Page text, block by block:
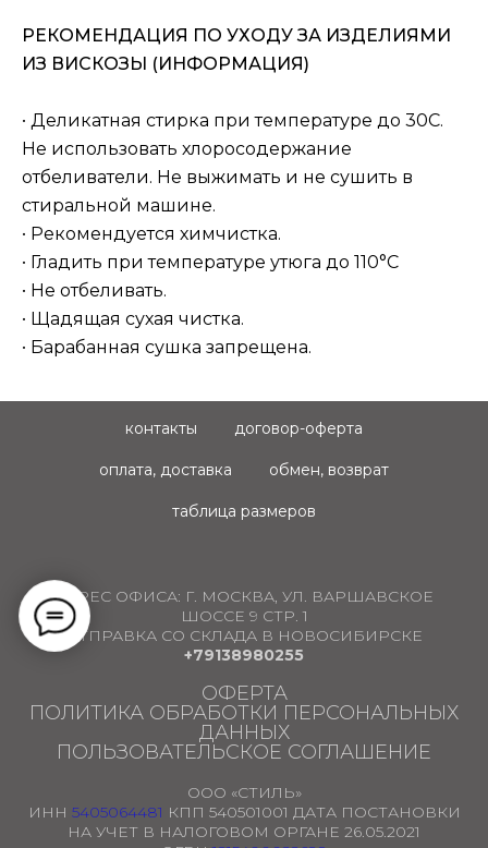
РЕКОМЕНДАЦИЯ ПО УХОДУ ЗА ИЗДЕЛИЯМИ
ИЗ ВИСКОЗЫ (ИНФОРМАЦИЯ)
• Деликатная стирка при температуре до 30С.
Не использовать хлоросодержание
отбеливатели. Не выжимать и не сушить в
стиральной машине.
• Рекомендуется химчистка.
• Гладить при температуре утюга до 110°C
• Не отбеливать.
• Щадящая сухая чистка.
• Барабанная сушка запрещена.
контакты договор-оферта
оплата, доставка обмен, возврат
таблица размеров
АДРЕС ОФИСА: Г. МОСКВА, УЛ. ВАРШАВСКОЕ
ШОССЕ 9 СТР. 1
ОТПРАВКА СО СКЛАДА В НОВОСИБИРСКЕ
+79138980255
ОФЕРТА
ПОЛИТИКА ОБРАБОТКИ ПЕРСОНАЛЬНЫХ
ДАННЫХ
ПОЛЬЗОВАТЕЛЬСКОЕ СОГЛАШЕНИЕ
ООО «СТИЛЬ»
ИНН 5405064481 КПП 540501001 ДАТА ПОСТАНОВКИ
НА УЧЕТ В НАЛОГОВОМ ОРГАНЕ 26.05.2021